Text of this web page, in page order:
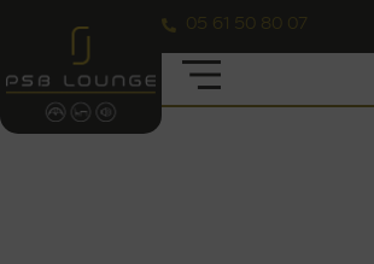
05 61 50 80 07